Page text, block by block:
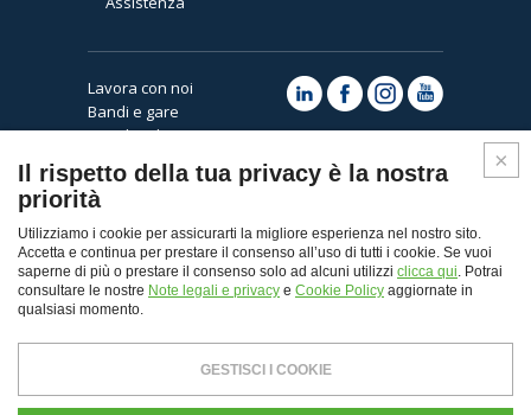
Lavora con noi
Bandi e gare
Note legali e privacy
Cookies
© Copyright 2026 - Autoguidovie spa
Il rispetto della tua privacy è la nostra
priorità
Utilizziamo i cookie per assicurarti la migliore esperienza nel nostro sito.
Accetta e continua per prestare il consenso all’uso di tutti i cookie. Se vuoi
saperne di più o prestare il consenso solo ad alcuni utilizzi clicca qui. Potrai
consultare le nostre Note legali e privacy e Cookie Policy aggiornate in
qualsiasi momento.
GESTISCI I COOKIE